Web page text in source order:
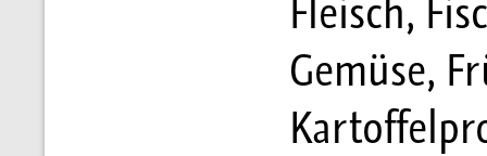
Fleisch,
Gemüse,